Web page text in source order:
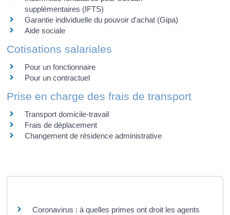
supplémentaires (IFTS)
Garantie individuelle du pouvoir d'achat (Gipa)
Aide sociale
Cotisations salariales
Pour un fonctionnaire
Pour un contractuel
Prise en charge des frais de transport
Transport domicile-travail
Frais de déplacement
Changement de résidence administrative
Coronavirus : à quelles primes ont droit les agents